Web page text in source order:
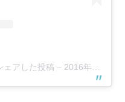
ェアした投稿 – 2016年 3月月18日午前1時59分PDT